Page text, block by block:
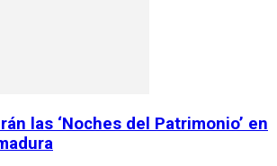
las ‘Noches del Patrimonio’ en